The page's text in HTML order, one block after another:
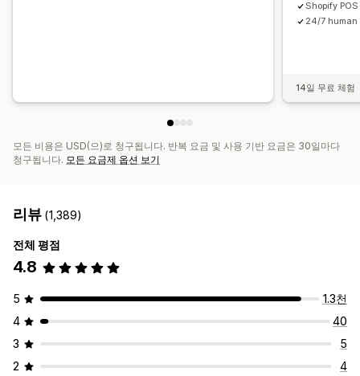
Shopify
24/7 human
14일 무료 체험
모든 비용은 USD(으)로 청구됩니다. 반복 요금 및 사용 기반 요금은 30일마다
청구됩니다. 모든 요금제 옵션 보기
리뷰 (1,389)
전체 평점
4.8
5
1.3천
4
40
3
5
2
4